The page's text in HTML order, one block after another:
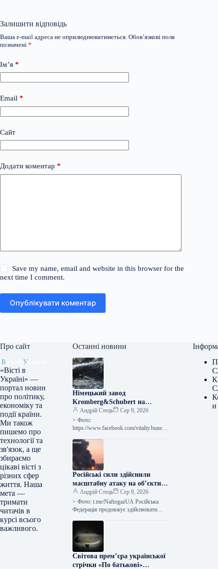
Залишити відповідь
Ваша e-mail адреса не оприлюднюватиметься. Обов’язкові поля
позначені *
Ім’я *
Email *
Сайт
Додати коментар *
Save my name, email and website in this browser for the
next time I comment.
Опублікувати коментар
Про сайт
«Вісті в
Україні» —
портал новин
про політику,
економіку та
події країни.
Ми також
пишемо про
технології та
зв'язок, а ще
збираємо
цікаві вісті з
різних сфер
життя. Наша
мета —
тримати
читачів в
курсі всього
важливого.
Останні новини
Німецький завод
Kromberg&Schubert на
Житомирщині зупинив
діяльність після російських
обстрілів.
Андрій Стець
Сер 9, 2026
> Фото:
https://www.facebook.com/vitaliy.bunech
Шуберт Житомир” (село Оліївка,
Житомирський район, Житомирська
область), що належить німецькому
виробнику автокомпонентів…
Російські сили здійснили
масштабну атаку на об’єкти
компанії “Нафтогаз” по всій
території України.
Андрій Стець
Сер 9, 2026
> Фото: t.me/NaftogazUA Російська
Федерація продовжує здійснювати
“Нафтогаз”: за період, що…
Світова прем’єра української
стрічки «По батькові»
и